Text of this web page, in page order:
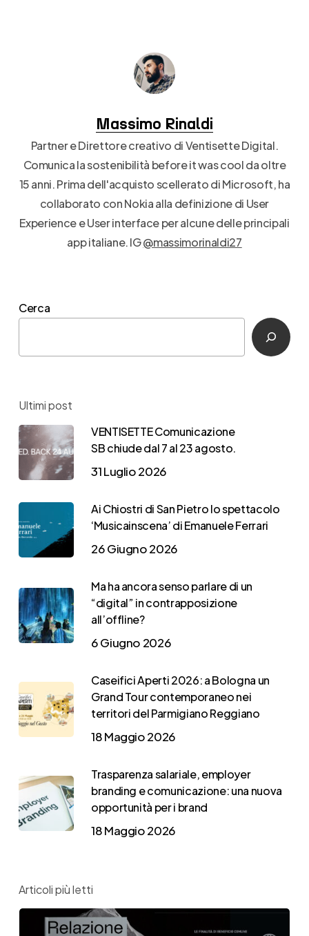
Massimo Rinaldi
Partner e Direttore creativo di Ventisette Digital.
Comunica la sostenibilità before it was cool da oltre
15 anni. Prima dell'acquisto scellerato di Microsoft, ha
collaborato con Nokia alla definizione di User
Experience e User interface per alcune delle principali
app italiane. IG@massimorinaldi27
Cerca
Ultimi post
VENTISETTE Comunicazione
SB chiude dal 7 al 23 agosto.
31 Luglio 2026
Ai Chiostri di San Pietro lo spettacolo
‘Musicainscena’ di Emanuele Ferrari
26 Giugno 2026
Ma ha ancora senso parlare di un
“digital” in contrapposizione
all’offline?
6 Giugno 2026
Caseifici Aperti 2026: a Bologna un
Grand Tour contemporaneo nei
territori del Parmigiano Reggiano
18 Maggio 2026
Trasparenza salariale, employer
branding e comunicazione: una nuova
opportunità per i brand
18 Maggio 2026
Articoli più letti